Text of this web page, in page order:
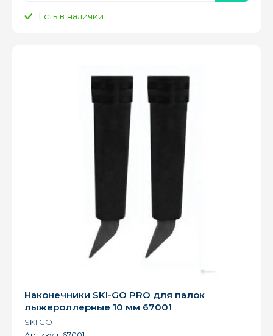
Есть в наличии
Наконечники SKI-GO PRO для палок
лыжероллерные 10 мм 67001
SKI GO